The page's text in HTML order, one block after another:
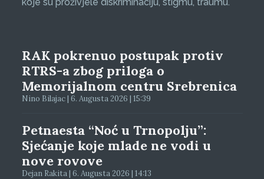
RAK pokrenuo postupak protiv
RTRS-a zbog priloga o
Memorijalnom centru Srebrenica
Nino Bilajac | 6. Augusta 2026 | 15:39
Petnaesta “Noć u Trnopolju”:
Sjećanje koje mlade ne vodi u
nove rovove
Dejan Rakita | 6. Augusta 2026 | 14:13